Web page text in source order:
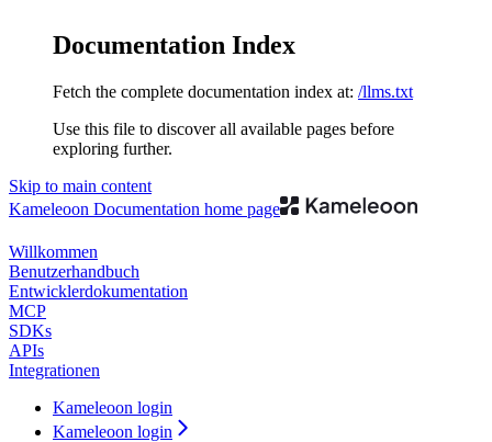
Documentation Index
Fetch the complete documentation index at: /llms.txt
Use this file to discover all available pages before
exploring further.
Skip to main content
Kameleoon Documentation home page
Willkommen
Benutzerhandbuch
Entwicklerdokumentation
MCP
SDKs
APIs
Integrationen
Kameleoon login
Kameleoon login